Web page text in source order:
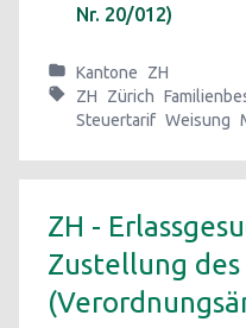
Nr. 20/012)
Kantone
ZH
ZH
Zürich
Steuertarif Weisung
ZH -
Zustellung